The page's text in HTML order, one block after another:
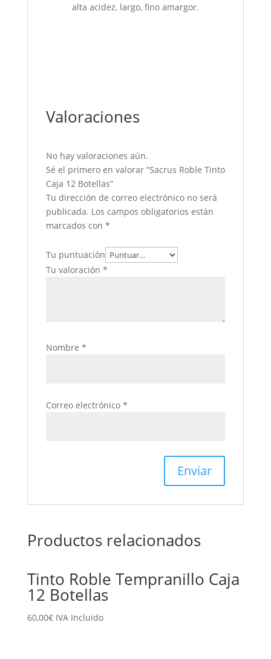
alta acidez, largo, fino amargor.
Valoraciones
No hay valoraciones aún.
Sé el primero en valorar “Sacrus Roble Tinto
Caja 12 Botellas”
Tu dirección de correo electrónico no será
publicada. Los campos obligatorios están
marcados con *
Tu puntuación
Tu valoración *
Nombre *
Correo electrónico *
Productos relacionados
Tinto Roble Tempranillo Caja
12 Botellas
60,00€ IVA Incluido